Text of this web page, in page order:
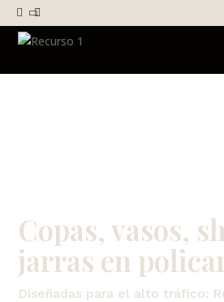
 
Copas, vasos,
jarras en
Diseñadas para el alto tráfico: